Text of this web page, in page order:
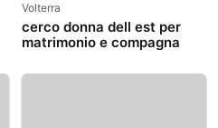
Volterra
cerco donna dell est per
matrimonio e compagna